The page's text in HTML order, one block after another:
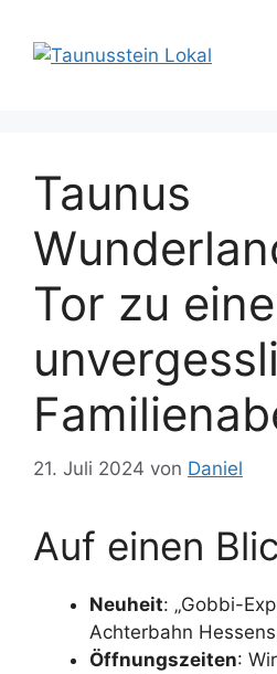
Inhalt
springen
Taunus
Tor zu
21. Juli 2024 von Daniel
Auf einen
Neuheit: „Gobbi-
Achterbahn
Öffnungszeiten: